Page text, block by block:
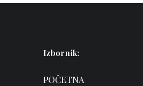
Izbornik:
POČETNA